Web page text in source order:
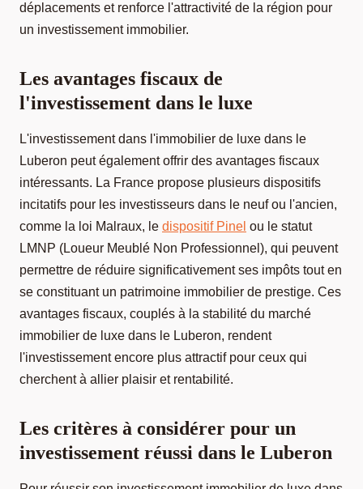
déplacements et renforce l'attractivité de la région pour
un investissement immobilier.
Les avantages fiscaux de
l'investissement dans le luxe
L'investissement dans l'immobilier de luxe dans le
Luberon peut également offrir des avantages fiscaux
intéressants. La France propose plusieurs dispositifs
incitatifs pour les investisseurs dans le neuf ou l'ancien,
comme la loi Malraux, le dispositif Pinel ou le statut
LMNP (Loueur Meublé Non Professionnel), qui peuvent
permettre de réduire significativement ses impôts tout en
se constituant un patrimoine immobilier de prestige. Ces
avantages fiscaux, couplés à la stabilité du marché
immobilier de luxe dans le Luberon, rendent
l'investissement encore plus attractif pour ceux qui
cherchent à allier plaisir et rentabilité.
Les critères à considérer pour un
investissement réussi dans le Luberon